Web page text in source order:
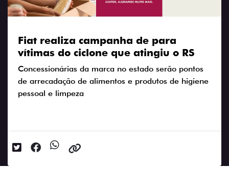
Fiat realiza campanha de para
vítimas do ciclone que atingiu o RS
Concessionárias da marca no estado serão pontos
de arrecadação de alimentos e produtos de higiene
pessoal e limpeza